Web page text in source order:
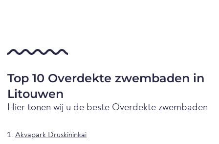
Top 10 Overdekte zwembaden in
Litouwen
Hier tonen wij u de beste Overdekte zwembaden
Akvapark Druskininkai